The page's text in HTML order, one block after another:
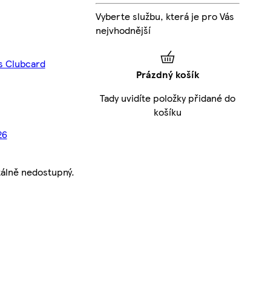
Clubcard
nedostupný.
Vyberte službu, která je pro Vás
nejvhodnější
Prázdný košík
Tady uvidíte položky přidané do
košíku